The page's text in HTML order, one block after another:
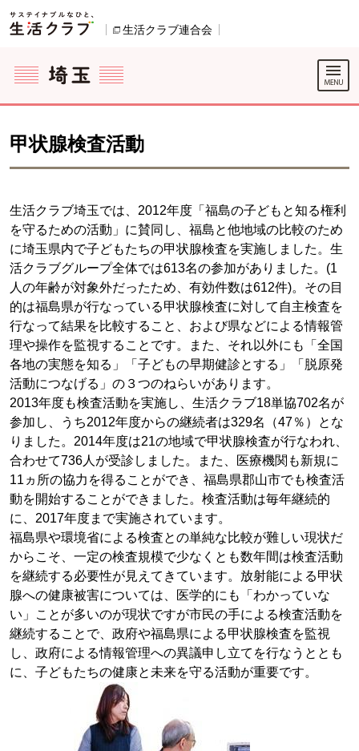
ページの先頭です。
生活クラブ連合会
甲状腺検査活動
生活クラブ埼玉では、2012年度「福島の子どもと知る権利
を守るための活動」に賛同し、福島と他地域の比較のため
に埼玉県内で子どもたちの甲状腺検査を実施しました。生
活クラブグループ全体では613名の参加がありました。(1
人の年齢が対象外だったため、有効件数は612件)。その目
的は福島県が行なっている甲状腺検査に対して自主検査を
行なって結果を比較すること、および県などによる情報管
理や操作を監視することです。また、それ以外にも「全国
各地の実態を知る」「子どもの早期健診とする」「脱原発
活動につなげる」の３つのねらいがあります。
2013年度も検査活動を実施し、生活クラブ18単協702名が
参加し、うち2012年度からの継続者は329名（47％）とな
りました。2014年度は21の地域で甲状腺検査が行なわれ、
合わせて736人が受診しました。また、医療機関も新規に
11ヵ所の協力を得ることができ、福島県郡山市でも検査活
動を開始することができました。検査活動は毎年継続的
に、2017年度まで実施されています。
福島県や環境省による検査との単純な比較が難しい現状だ
からこそ、一定の検査規模で少なくとも数年間は検査活動
を継続する必要性が見えてきています。放射能による甲状
腺への健康被害については、医学的にも「わかっていな
い」ことが多いのが現状ですが市民の手による検査活動を
継続することで、政府や福島県による甲状腺検査を監視
し、政府による情報管理への異議申し立てを行なうととも
に、子どもたちの健康と未来を守る活動が重要です。